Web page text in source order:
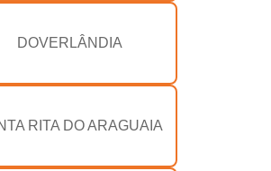
DOVERLÂNDIA
RITA DO ARAGUAIA